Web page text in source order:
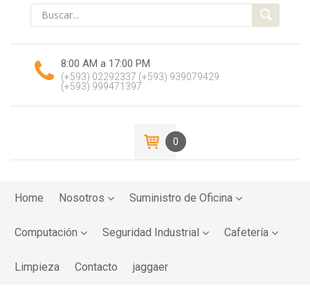
8:00 AM a 17:00 PM
(+593) 02292337 (+593) 939079429
(+593) 999471397
0
toHome Nosotros Suministro de Oficina
Computación Seguridad Industrial Cafetería
Limpieza Contacto jaggaer